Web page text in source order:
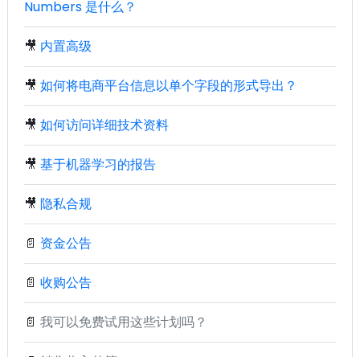
Numbers 是什么？
🎥 内置高级
🎥 如何将电商平台信息以单个字段的形式导出？
🎥 如何访问详细技术资料
🎥 基于机器学习的报告
🎥 隐私合规
📄 资金公告
📄 收购公告
📄 我可以免费试用这些计划吗？